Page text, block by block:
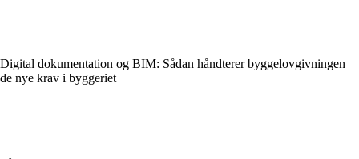
Digital dokumentation og BIM: Sådan håndterer byggelovgivningen
de nye krav i byggeriet